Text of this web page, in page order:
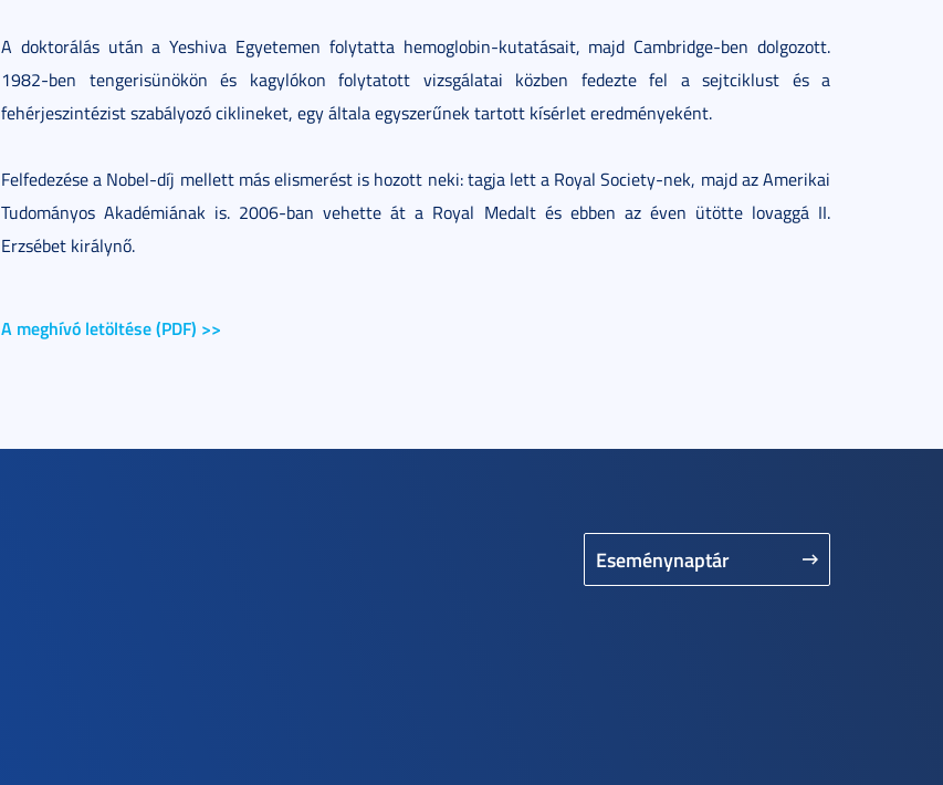
A doktorálás után a Yeshiva Egyetemen folytatta hemoglobin-kutatásait, majd Cambridge-ben dolgozott.
1982-ben tengerisünökön és kagylókon folytatott vizsgálatai közben fedezte fel a sejtciklust és a
fehérjeszintézist szabályozó ciklineket, egy általa egyszerűnek tartott kísérlet eredményeként.
Felfedezése a Nobel-díj mellett más elismerést is hozott neki: tagja lett a Royal Society-nek, majd az Amerikai
Tudományos Akadémiának is. 2006-ban vehette át a Royal Medalt és ebben az éven ütötte lovaggá II.
Erzsébet királynő.
A meghívó letöltése (PDF) >>
Eseménynaptár